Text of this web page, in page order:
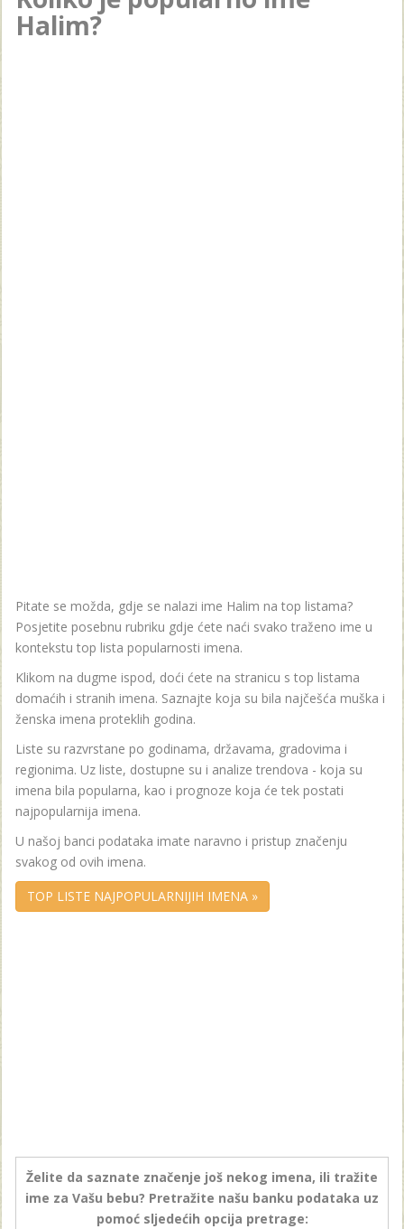
Halim?
Pitate se možda, gdje se nalazi ime Halim na top listama?
Posjetite posebnu rubriku gdje ćete naći svako traženo ime u
kontekstu top lista popularnosti imena.
Klikom na dugme ispod, doći ćete na stranicu s top listama
domaćih i stranih imena. Saznajte koja su bila najčešća muška i
ženska imena proteklih godina.
Liste su razvrstane po godinama, državama, gradovima i
regionima. Uz liste, dostupne su i analize trendova - koja su
imena bila popularna, kao i prognoze koja će tek postati
najpopularnija imena.
U našoj banci podataka imate naravno i pristup značenju
svakog od ovih imena.
TOP LISTE NAJPOPULARNIJIH IMENA »
Želite da saznate značenje još nekog imena, ili tražite
ime za Vašu bebu? Pretražite našu banku podataka uz
pomoć sljedećih opcija pretrage: